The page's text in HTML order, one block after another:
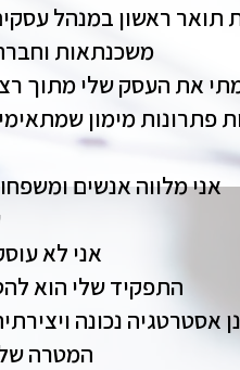
תואר ראשון במנהל
משכנתאות
את העסק שלי מתוך
פתרונות מימון
אני מלווה אנשים
אני לא
התפקיד שלי הוא
אסטרטגיה נכונה
המטרה